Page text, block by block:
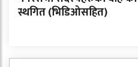
स्थगित (भिडिओसहित)